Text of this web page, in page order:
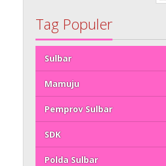
Tag Populer
Sulbar
Mamuju
Pemprov Sulbar
SDK
Polda Sulbar